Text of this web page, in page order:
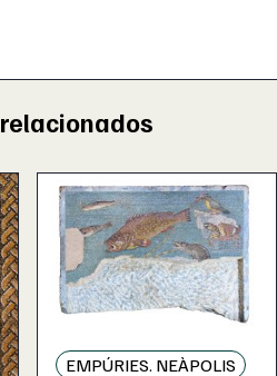
EMPÚRIES. NEÀPOLIS